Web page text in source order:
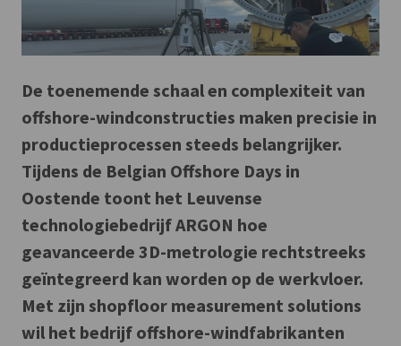
De toenemende schaal en complexiteit van
offshore-windconstructies maken precisie in
productieprocessen steeds belangrijker.
Tijdens de Belgian Offshore Days in
Oostende toont het Leuvense
technologiebedrijf ARGON hoe
geavanceerde 3D-metrologie rechtstreeks
geïntegreerd kan worden op de werkvloer.
Met zijn shopfloor measurement solutions
wil het bedrijf offshore-windfabrikanten